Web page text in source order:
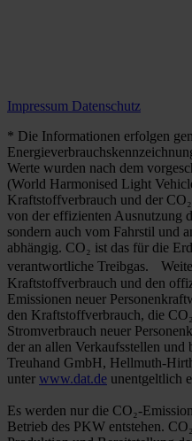
Impressum Datenschutz
* Die Informationen erfolgen
Werte wurden nach dem
(World Harmonised Light
Kraftstoffverbrauch und der
von der effizienten Ausnutzung
sondern auch vom Fahrstil und
abhängig. CO₂ ist das für die
verantwortliche Treibgas.
Kraftstoffverbrauch und den
Emissionen neuer
den Kraftstoffverbrauch, die
Stromverbrauch neuer
der an allen Verkaufsstellen
Treuhand GmbH, Hellmuth-
unter www.dat.de unentgeltlich
Es werden nur die CO₂-
Betrieb des PKW entstehen.